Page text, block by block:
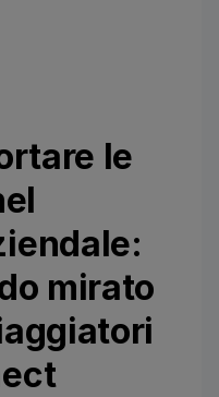
le
mirato